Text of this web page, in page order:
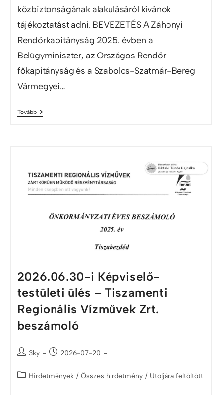
közbiztonságának alakulásáról kívánok
tájékoztatást adni. BEVEZETÉS A Záhonyi
Rendőrkapitányság 2025. évben a
Belügyminiszter, az Országos Rendőr-
főkapitányság és a Szabolcs-Szatmár-Bereg
Vármegyei…
Tovább
2026.06.30-i Képviselő-
testületi ülés – Tiszamenti
Regionális Vízművek Zrt.
beszámoló
3ky 2026-07-20
Hirdetmények / Összes hirdetmény / Utoljára feltöltött